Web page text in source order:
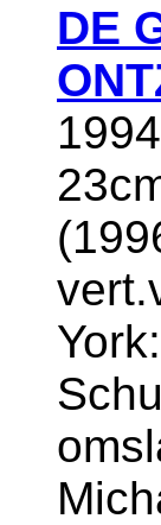
DE